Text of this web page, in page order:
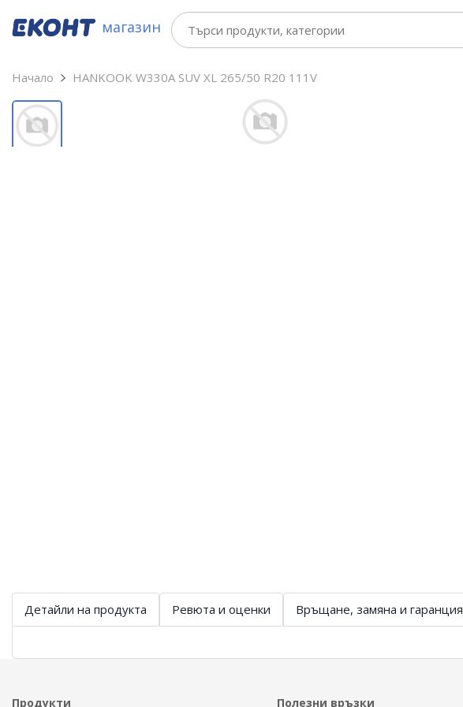
магазин
Начало HANKOOK W330A SUV XL 265/50 R20 111V
Детайли на продукта Ревюта и оценки Връщане, замяна и гаранция
Продукти Полезни връзки